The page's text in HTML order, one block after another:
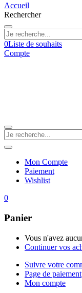
Accueil
Rechercher
0Liste de souhaits
Compte
Mon Compte
Paiement
Wishlist
0
Panier
Vous n'avez
Continuer vos
Suivre votre
Page de paiement
Mon compte